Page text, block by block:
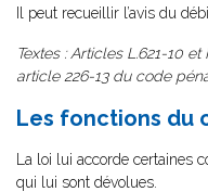
Il peut recueillir l’avis du
Textes : Articles L.621-10
article 226-13 du code
Les fonctions du
La loi lui accorde certaines
qui lui sont dévolues.